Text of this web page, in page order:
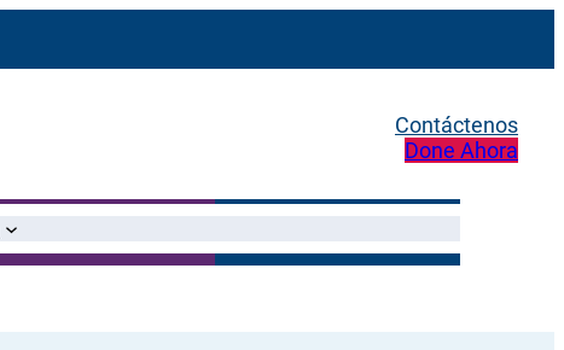
Contáctenos
Done Ahora